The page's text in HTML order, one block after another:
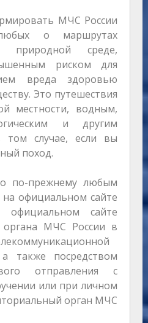
МЧС России
о маршрутах
природной среде,
риском для
вреда здоровью
Это путешествия
местности, водным,
и другим
случае, если вы
поход.
по-прежнему любым
официальном сайте
сайте
органа МЧС России в
также посредством
отправления с
или при личном
орган МЧС